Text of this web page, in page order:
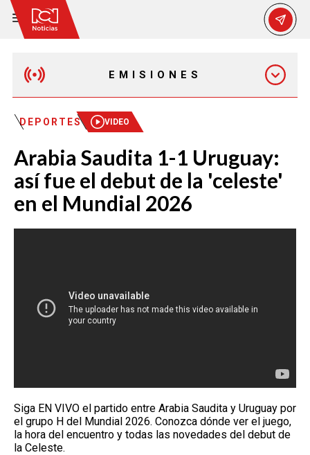
EMISIONES
MAÑANA EXPRESS
EMISIÓN 12:30 PM
EMISIÓN 7:00 PM
DEPORTES VIDEO
Arabia Saudita 1-1 Uruguay:
así fue el debut de la 'celeste'
en el Mundial 2026
Siga EN VIVO el partido entre Arabia Saudita y Uruguay por
el grupo H del Mundial 2026. Conozca dónde ver el juego,
la hora del encuentro y todas las novedades del debut de
la Celeste.